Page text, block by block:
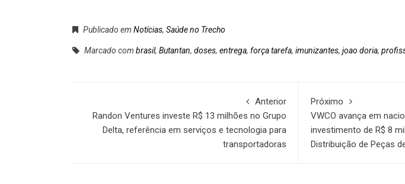
Publicado em Notícias, Saúde no Trecho
Marcado com brasil, Butantan, doses, entrega, força tarefa, imunizantes, joao doria,
Anterior
Randon Ventures investe R$ 13 milhões no Grupo
Delta, referência em serviços e tecnologia para
transportadoras
Próximo
VWCO avança em
investimento de R$ 8
Distribuição de Peças